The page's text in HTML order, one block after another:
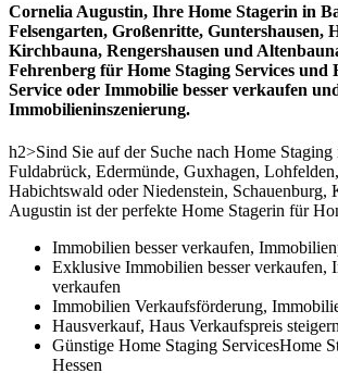
Cornelia Augustin, Ihre Home Stagerin in
Felsengarten, Großenritte, Guntershausen,
Kirchbauna, Rengershausen und
Fehrenberg für Home Staging Services und
Service oder Immobilie besser verkaufen
Immobilieninszenierung.
h2>Sind Sie auf der Suche nach Home Staging
Fuldabrück, Edermünde, Guxhagen,
Habichtswald oder Niedenstein, Schauenburg,
Augustin ist der perfekte Home Stagerin für
Immobilien besser verkaufen,
Exklusive Immobilien besser verkaufen,
verkaufen
Immobilien Verkaufsförderung,
Hausverkauf, Haus Verkaufspreis steigern
Günstige Home Staging ServicesHome
Hessen